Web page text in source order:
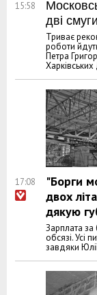
15:58
дві смуги
Триває
роботи
Петра
Харківських
17:08
"Борги
двох
дякую
Зарплата
обсязі. Усі
завдяки